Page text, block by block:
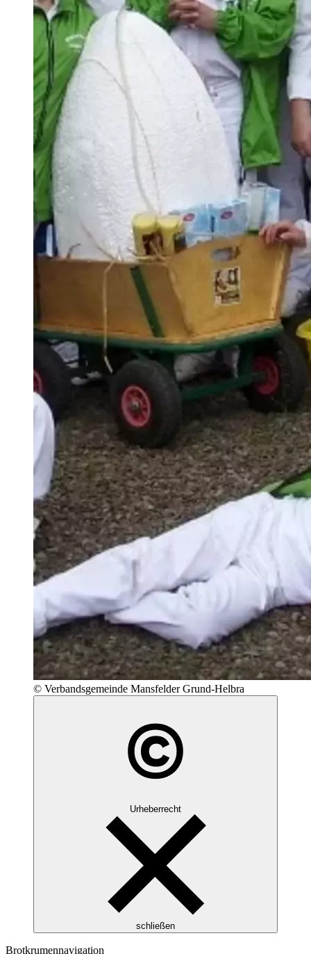
© Verbandsgemeinde Mansfelder Grund-Helbra
Urheberrecht
schließen
Brotkrumennavigation